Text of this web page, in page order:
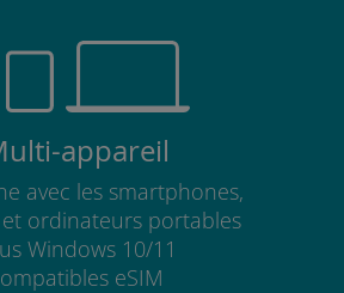
appareil
avec les smartphones,
ordinateurs portables
Windows 10/11
eSIM